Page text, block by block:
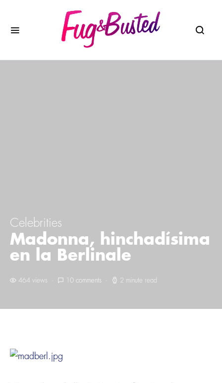
Celebrities
Madonna, hinchadí­sima
en la Berlinale
464 views 10 comments 2 minute read